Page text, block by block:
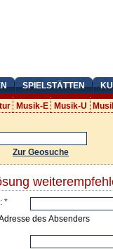
SPIELSTÄTTEN
Musik-E Musik-U
Zur Geosuche
*
des Absenders